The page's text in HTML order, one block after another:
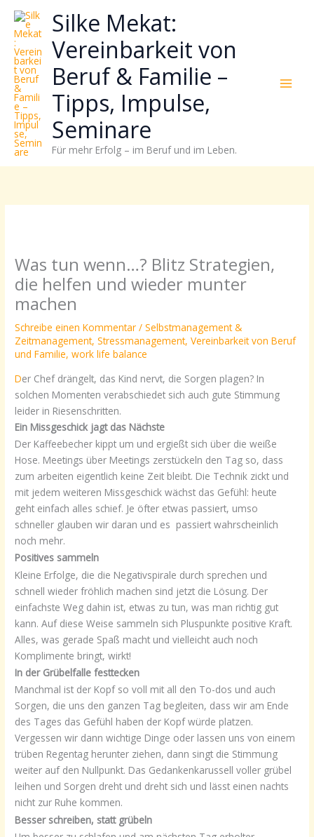
Zum
Inhalt
springen
Silke Mekat:
Vereinbarkeit von
Beruf & Familie –
Tipps, Impulse,
Seminare
Für mehr Erfolg – im Beruf und im Leben.
Was tun wenn…? Blitz Strategien,
die helfen und wieder munter
machen
Schreibe einen Kommentar /Selbstmanagement &
Zeitmanagement,Stressmanagement,Vereinbarkeit von Beruf
und Familie,work life balance
Der Chef drängelt, das Kind nervt, die Sorgen plagen? In
solchen Momenten verabschiedet sich auch gute Stimmung
leider in Riesenschritten.
Ein Missgeschick jagt das Nächste
Der Kaffeebecher kippt um und ergießt sich über die weiße
Hose. Meetings über Meetings zerstückeln den Tag so, dass
zum arbeiten eigentlich keine Zeit bleibt. Die Technik zickt und
mit jedem weiteren Missgeschick wächst das Gefühl: heute
geht einfach alles schief. Je öfter etwas passiert, umso
schneller glauben wir daran und es passiert wahrscheinlich
noch mehr.
Positives sammeln
Kleine Erfolge, die die Negativspirale durch sprechen und
schnell wieder fröhlich machen sind jetzt die Lösung. Der
einfachste Weg dahin ist, etwas zu tun, was man richtig gut
kann. Auf diese Weise sammeln sich Pluspunkte positive Kraft.
Alles, was gerade Spaß macht und vielleicht auch noch
Komplimente bringt, wirkt!
In der Grübelfalle festtecken
Manchmal ist der Kopf so voll mit all den To-dos und auch
Sorgen, die uns den ganzen Tag begleiten, dass wir am Ende
des Tages das Gefühl haben der Kopf würde platzen.
Vergessen wir dann wichtige Dinge oder lassen uns von einem
trüben Regentag herunter ziehen, dann singt die Stimmung
weiter auf den Nullpunkt. Das Gedankenkarussell voller grübel
leihen und Sorgen dreht und dreht sich und lässt einen nachts
nicht zur Ruhe kommen.
Besser schreiben, statt grübeln
wie
sich
Stress
reduzieren
Energie
gezielter
einsetzen
lässt?
Einfach